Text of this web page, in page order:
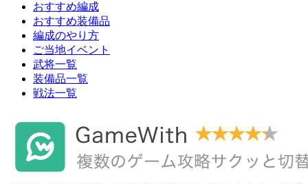
おすすめ編成
おすすめ装備品
編成のやり方
ご当地イベント
武将一覧
装備品一覧
戦法一覧